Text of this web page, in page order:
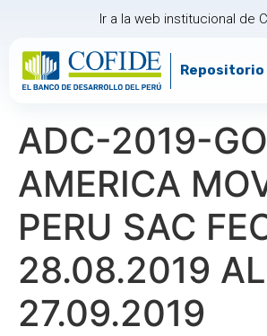
Ir a la web institucional de
Repositorio
ADC-2019-
AMERICA
PERU SAC
28.08.2019 AL
27.09.2019